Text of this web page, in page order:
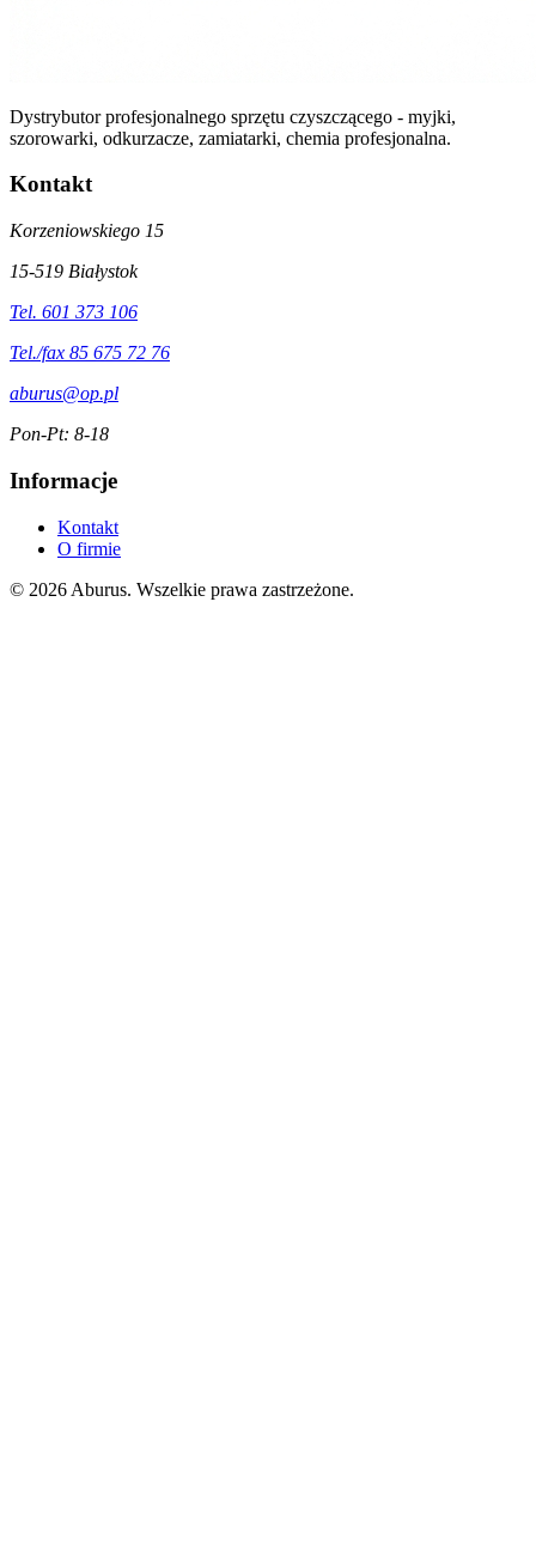
Dystrybutor profesjonalnego sprzętu czyszczącego - myjki,
szorowarki, odkurzacze, zamiatarki, chemia profesjonalna.
Kontakt
Korzeniowskiego 15
15-519 Białystok
Tel. 601 373 106
Tel./fax 85 675 72 76
aburus@op.pl
Pon-Pt: 8-18
Informacje
Kontakt
O firmie
© 2026 Aburus. Wszelkie prawa zastrzeżone.